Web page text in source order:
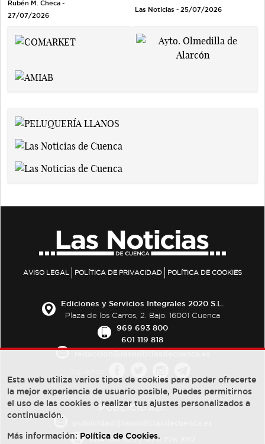
Rubén M. Checa -
27/07/2026
Las Noticias - 25/07/2026
AVISO LEGAL POLÍTICA DE PRIVACIDAD POLÍTICA DE COOKIES
Ediciones y Servicios Integrales 2020 S.L.
Plaza de los Carros, 2. Bajo. 16001 Cuenca
969 693 800
601 119 818
PUBLICIDAD:
684 126 573/670 726 392
Esta web utiliza varios tipos de cookies para poder ofrecerte
la mejor experiencia de usuario posible, Puedes permitirnos
el uso de las cookies o realizar tus ajustes personalizados a
continuación.
Más información: Política de Cookies.